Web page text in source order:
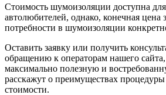
Стоимость шумоизоляции доступна
автолюбителей, однако, конечная цена
потребности в шумоизоляции
Оставить заявку или получить
обращению к операторам нашего сайта,
максимально полезную и
расскажут о преимуществах
стоимости.